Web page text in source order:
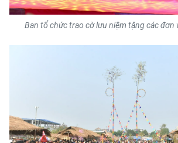
CHUYÊN ĐỀ
THỜI NAY
NHÂN DÂN CUỐI TUẦN
Ban tổ chức trao cờ lưu niệm tặng các đơn